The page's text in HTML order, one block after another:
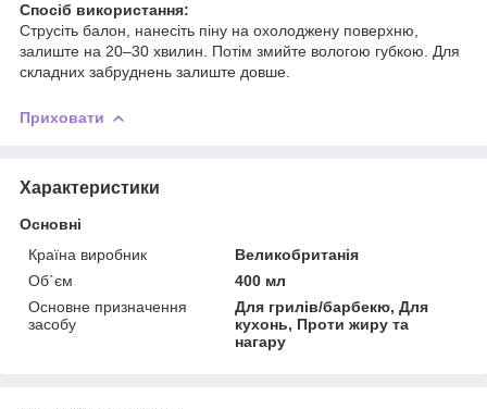
Спосіб використання:
Струсіть балон, нанесіть піну на охолоджену поверхню,
залиште на 20–30 хвилин. Потім змийте вологою губкою. Для
складних забруднень залиште довше.
Приховати
Характеристики
Основні
Країна виробник
Великобританія
Об`єм
400 мл
Основне призначення
засобу
Для грилів/барбекю, Для
кухонь, Проти жиру та
нагару